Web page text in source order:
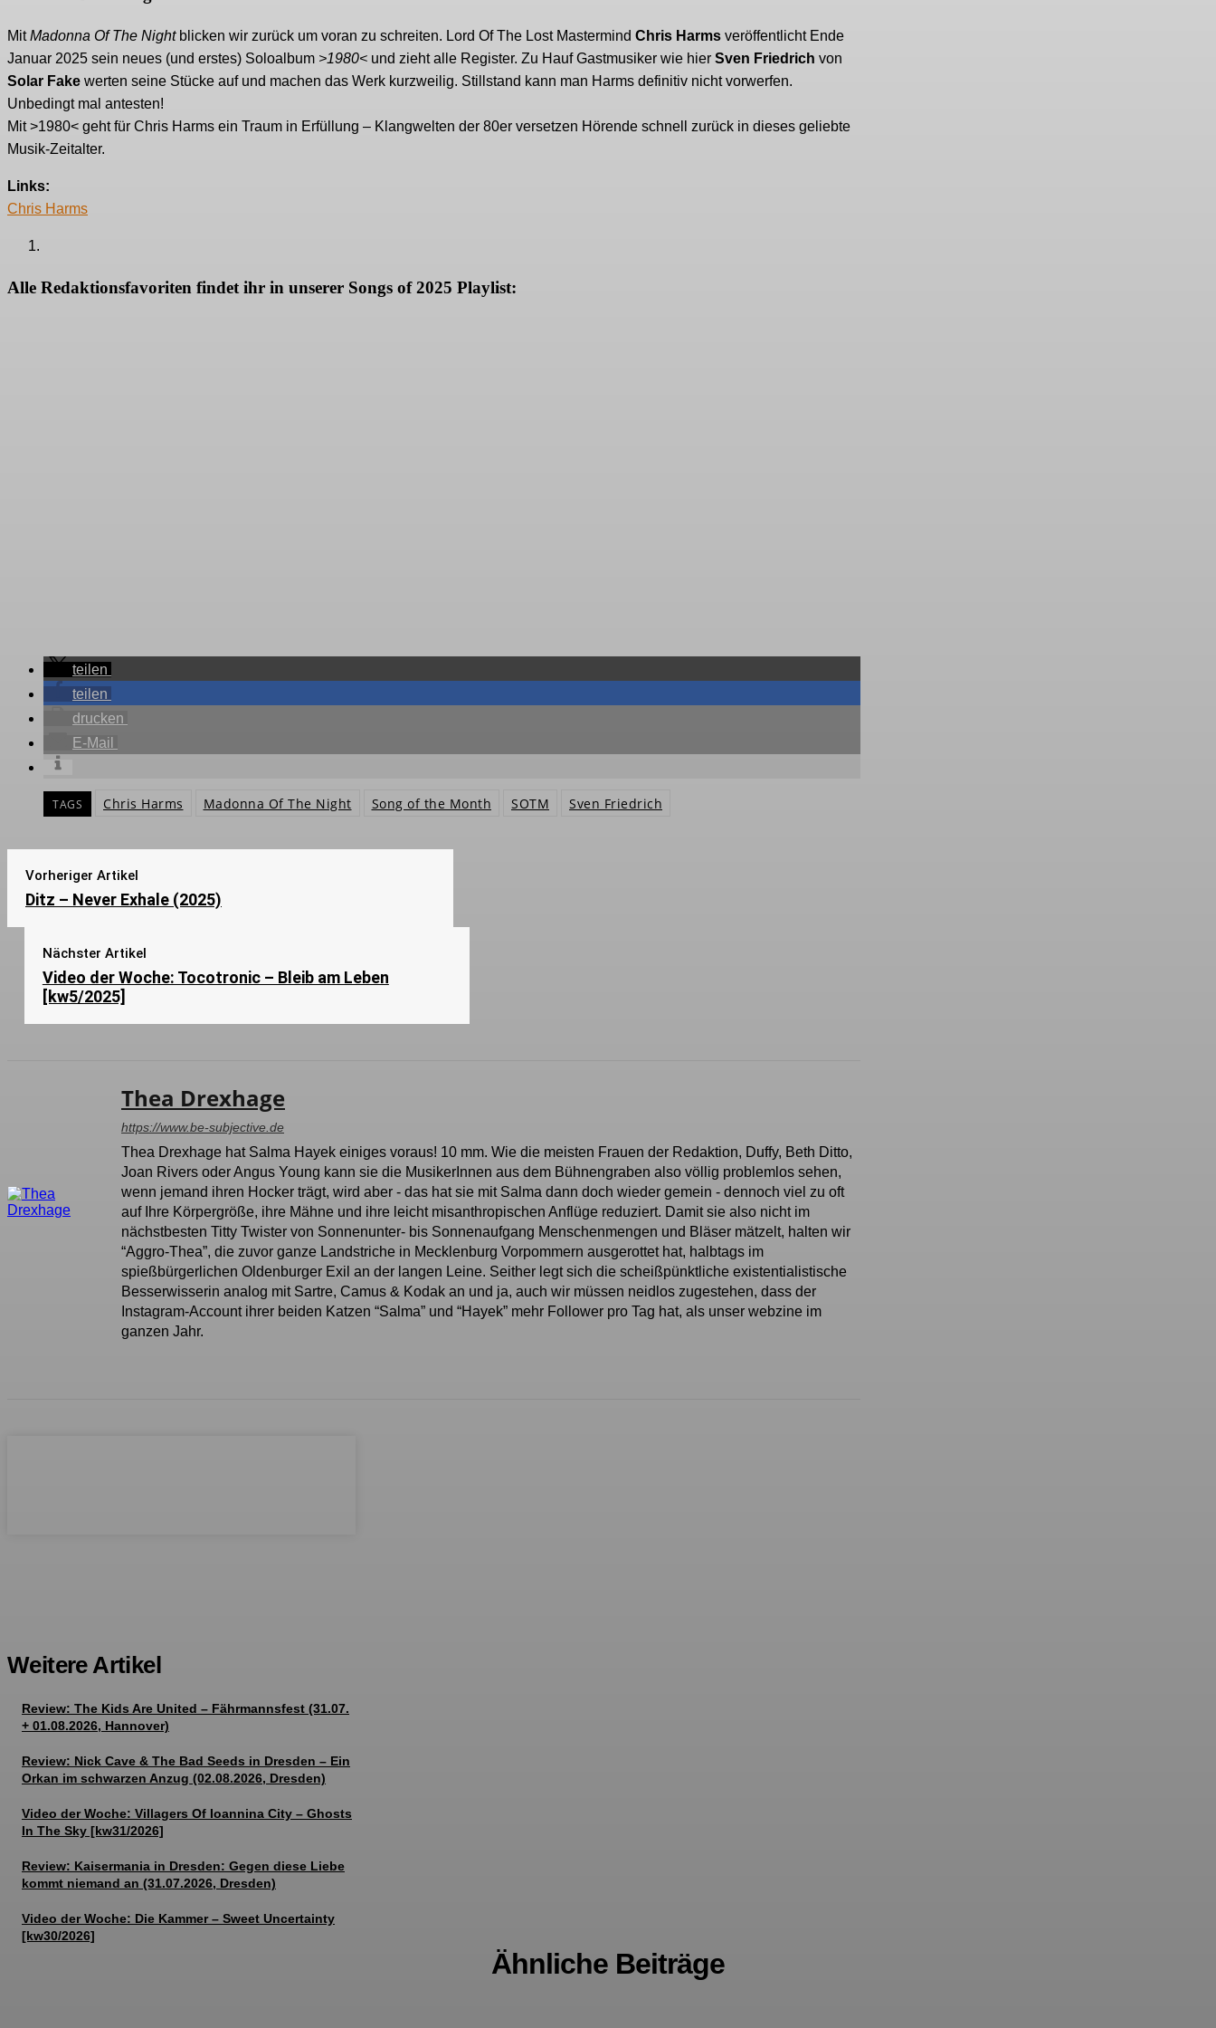
MitMadonna Of The Nightblicken wir zurück um voran zu schreiten. Lord Of The Lost Mastermind Chris Harms veröffentlicht Ende
Januar 2025 sein neues (und erstes) Soloalbum >1980< und zieht alle Register. Zu Hauf Gastmusiker wie hier Sven Friedrich von
Solar Fake werten seine Stücke auf und machen das Werk kurzweilig. Stillstand kann man Harms definitiv nicht vorwerfen.
Unbedingt mal antesten!
Mit >1980< geht für Chris Harms ein Traum in Erfüllung – Klangwelten der 80er versetzen Hörende schnell zurück in dieses geliebte
Musik-Zeitalter.
Links:
Chris Harms
Alle Redaktionsfavoriten findet ihr in unserer Songs of 2025 Playlist:
teilen
teilen
drucken
E-Mail
TAGS Chris Harms Madonna Of The Night Song of the Month SOTM Sven Friedrich
Vorheriger Artikel
Ditz – Never Exhale (2025)
Nächster Artikel
Video der Woche: Tocotronic – Bleib am Leben
[kw5/2025]
Thea Drexhage
https://www.be-subjective.de
Thea Drexhage hat Salma Hayek einiges voraus! 10 mm. Wie die meisten Frauen der Redaktion, Duffy, Beth Ditto,
Joan Rivers oder Angus Young kann sie die MusikerInnen aus dem Bühnengraben also völlig problemlos sehen,
wenn jemand ihren Hocker trägt, wird aber - das hat sie mit Salma dann doch wieder gemein - dennoch viel zu oft
auf Ihre Körpergröße, ihre Mähne und ihre leicht misanthropischen Anflüge reduziert. Damit sie also nicht im
nächstbesten Titty Twister von Sonnenunter- bis Sonnenaufgang Menschenmengen und Bläser mätzelt, halten wir
“Aggro-Thea”, die zuvor ganze Landstriche in Mecklenburg Vorpommern ausgerottet hat, halbtags im
spießbürgerlichen Oldenburger Exil an der langen Leine. Seither legt sich die scheißpünktliche existentialistische
Besserwisserin analog mit Sartre, Camus & Kodak an und ja, auch wir müssen neidlos zugestehen, dass der
Instagram-Account ihrer beiden Katzen “Salma” und “Hayek” mehr Follower pro Tag hat, als unser webzine im
ganzen Jahr.
Weitere Artikel
Review: The Kids Are United – Fährmannsfest (31.07.
+ 01.08.2026, Hannover)
Review: Nick Cave & The Bad Seeds in Dresden – Ein
Orkan im schwarzen Anzug (02.08.2026, Dresden)
Video der Woche: Villagers Of Ioannina City – Ghosts
In The Sky [kw31/2026]
Review: Kaisermania in Dresden: Gegen diese Liebe
kommt niemand an (31.07.2026, Dresden)
Video der Woche: Die Kammer – Sweet Uncertainty
[kw30/2026]
Ähnliche Beiträge